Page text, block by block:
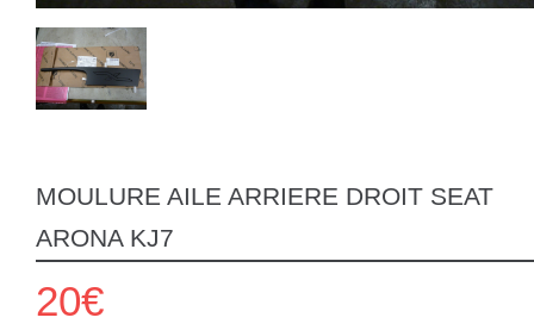
MOULURE AILE ARRIERE DROIT SEAT
ARONA KJ7
20€